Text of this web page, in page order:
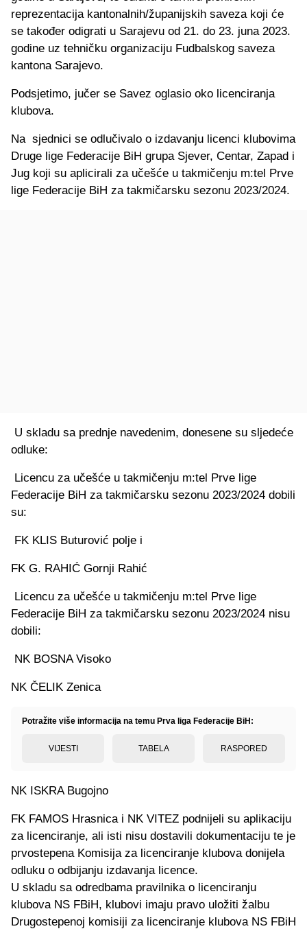
reprezentacija kantonalnih/županijskih saveza koji će
se također odigrati u Sarajevu od 21. do 23. juna 2023.
godine uz tehničku organizaciju Fudbalskog saveza
kantona Sarajevo.
Podsjetimo, jučer se Savez oglasio oko licenciranja
klubova.
Na sjednici se odlučivalo o izdavanju licenci klubovima
Druge lige Federacije BiH grupa Sjever, Centar, Zapad i
Jug koji su aplicirali za učešće u takmičenju m:tel Prve
lige Federacije BiH za takmičarsku sezonu 2023/2024.
U skladu sa prednje navedenim, donesene su sljedeće
odluke:
Licencu za učešće u takmičenju m:tel Prve lige
Federacije BiH za takmičarsku sezonu 2023/2024 dobili
su:
FK KLIS Buturović polje i
FK G. RAHIĆ Gornji Rahić
Licencu za učešće u takmičenju m:tel Prve lige
Federacije BiH za takmičarsku sezonu 2023/2024 nisu
dobili:
NK BOSNA Visoko
NK ČELIK Zenica
Potražite više informacija na temu Prva liga Federacije BiH:
VIJESTI TABELA RASPORED
NK ISKRA Bugojno
FK FAMOS Hrasnica i NK VITEZ podnijeli su aplikaciju
za licenciranje, ali isti nisu dostavili dokumentaciju te je
prvostepena Komisija za licenciranje klubova donijela
odluku o odbijanju izdavanja licence.
U skladu sa odredbama pravilnika o licenciranju
klubova NS FBiH, klubovi imaju pravo uložiti žalbu
Drugostepenoj komisiji za licenciranje klubova NS FBiH